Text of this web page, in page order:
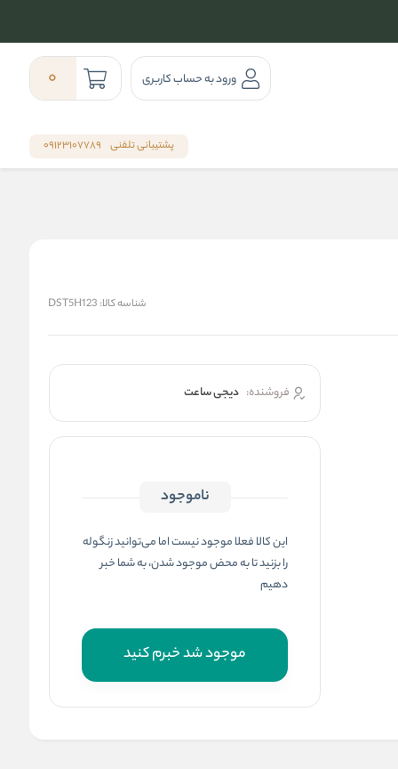
ورود به حساب کاربری 0
پشتیبانی تلفنی 09123107789
شناسه کالا: DST5H123
فروشنده: دیجی ساعت
ناموجود
این کالا فعلا موجود نیست اما می‌توانید زنگوله
را بزنید تا به محض موجود شدن، به شما خبر
دهیم
موجود شد خبرم کنید